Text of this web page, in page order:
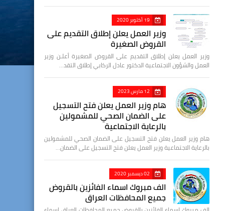
19 أكتوبر 2020
وزير العمل يعلن إطلاق التقديم على
القروض الصغيرة
وزير العمل يعلن إطلاق التقديم على القروض الصغيرة أعلـن وزير
العمل والشؤون الاجتماعية الدكتور عادل الركابي إطلاق التقد…
12 مارس 2023
هام وزير العمل يعلن فتح التسجيل
على الضمان الصحي للمشمولين
بالرعاية الاجتماعية
هام وزير العمل يعلن فتح التسجيل على الضمان الصحي للمشمولين
بالرعاية الاجتماعية وزير العمل يعلن فتح التسجيل على الضمان…
02 ديسمبر 2020
الف مبروك اسماء الفائزين بالقروض
جميع المحافظات العراق